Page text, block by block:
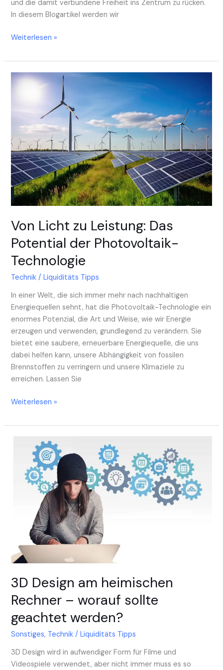
und die damit verbundene Freiheit ins Zentrum zu rücken.
In diesem Blogartikel werden wir
Weiterlesen »
Von Licht zu Leistung: Das
Potential der Photovoltaik-
Technologie
Technik /Liquiditäts Tipps
In einer Welt, die sich immer mehr nach nachhaltigen
Energiequellen sehnt, hat die Photovoltaik-Technologie ein
enormes Potenzial, die Art und Weise, wie wir Energie
erzeugen und verwenden, grundlegend zu verändern. Sie
bietet eine saubere, erneuerbare Energiequelle, die uns
dabei helfen kann, unsere Abhängigkeit von fossilen
Brennstoffen zu verringern und unsere Klimaziele zu
erreichen. Lassen Sie
Von
Das
Potential
der
Photovoltaik-
Technologie
Weiterlesen »
3D Design am heimischen
Rechner – worauf sollte
geachtet werden?
Sonstiges, Technik /Liquiditäts Tipps
3D Design wird in aufwendiger Form für Filme und
Videospiele verwendet, aber nicht immer muss es so
Design
heimischen
Rechner
geachtet
werden?